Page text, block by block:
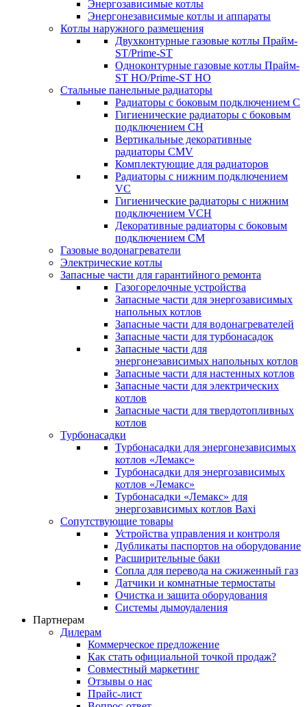
Энергозависимые котлы
Энергонезависимые котлы и аппараты
Котлы наружного размещения
Двухконтурные газовые котлы Прайм-
ST/Prime-ST
Одноконтурные газовые котлы Прайм-
ST HO/Prime-ST HO
Стальные панельные радиаторы
Радиаторы c боковым подключением C
Гигиенические радиаторы c боковым
подключением CH
Вертикальные декоративные
радиаторы CMV
Комплектующие для радиаторов
Радиаторы c нижним подключением
VC
Гигиенические радиаторы c нижним
подключением VCH
Декоративные радиаторы с боковым
подключением CM
Газовые водонагреватели
Электрические котлы
Запасные части для гарантийного ремонта
Газогорелочные устройства
Запасные части для энергозависимых
напольных котлов
Запасные части для водонагревателей
Запасные части для турбонасадок
Запасные части для
энергонезависимых напольных котлов
Запасные части для настенных котлов
Запасные части для электрических
котлов
Запасные части для твердотопливных
котлов
Турбонасадки
Турбонасадки для энергонезависимых
котлов «Лемакс»
Турбонасадки для энергозависимых
котлов «Лемакс»
Турбонасадки «Лемакс» для
энергозависимых котлов Baxi
Сопутствующие товары
Устройства управления и контроля
Дубликаты паспортов на оборудование
Расширительные баки
Сопла для перевода на сжиженный газ
Датчики и комнатные термостаты
Очистка и защита оборудования
Системы дымоудаления
Партнерам
Дилерам
Коммерческое предложение
Как стать официальной точкой продаж?
Совместный маркетинг
Отзывы о нас
Прайс-лист